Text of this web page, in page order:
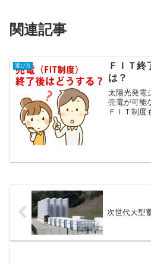
関連記事
選び方
ＦＩＴ終
は？
太陽光発電
売電が可能
ＦＩＴ制度
次世代大型